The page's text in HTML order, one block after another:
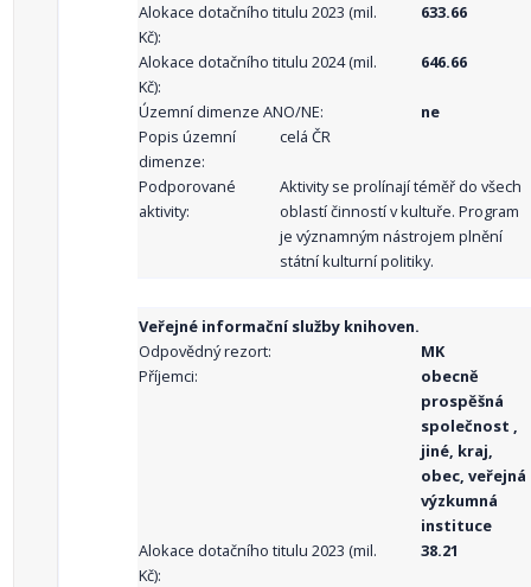
Alokace dotačního titulu 2023 (mil.
Kč):
633.66
Alokace dotačního titulu 2024 (mil.
Kč):
646.66
Územní dimenze ANO/NE:
ne
Popis územní
dimenze:
celá ČR
Podporované
aktivity:
Aktivity se prolínají téměř do všech
oblastí činností v kultuře. Program
je významným nástrojem plnění
státní kulturní politiky.
Veřejné informační služby knihoven.
Odpovědný rezort:
MK
Příjemci:
obecně
prospěšná
společnost ,
jiné, kraj,
obec, veřejná
výzkumná
instituce
Alokace dotačního titulu 2023 (mil.
Kč):
38.21